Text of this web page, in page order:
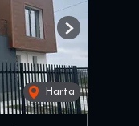
Harta
Next